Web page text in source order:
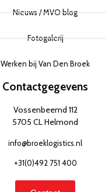
Nieuws / MVO blog
Fotogalerij
Werken bij Van Den Broek
Contactgegevens
Vossenbeemd 112
5705 CL Helmond
info@broeklogistics.nl
+31(0)492 751 400